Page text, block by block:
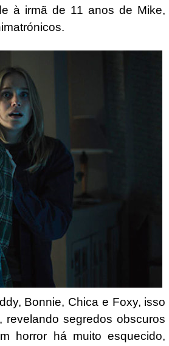
à irmã de 11 anos de Mike,
Bonnie, Chica e Foxy, isso
segredos obscuros
horror há muito esquecido,